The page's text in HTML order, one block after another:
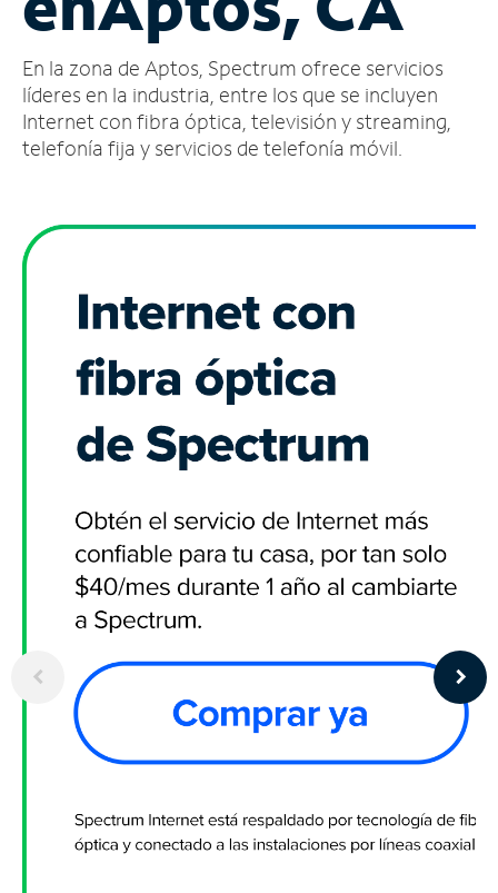
cuenta
Encuentra
una
tienda
En la zona de Aptos, Spectrum ofrece servicios
líderes en la industria, entre los que se incluyen
Internet con fibra óptica, televisión y streaming,
telefonía fija y servicios de telefonía móvil.